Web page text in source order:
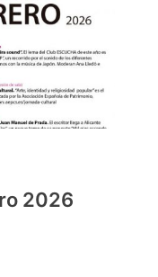
2026